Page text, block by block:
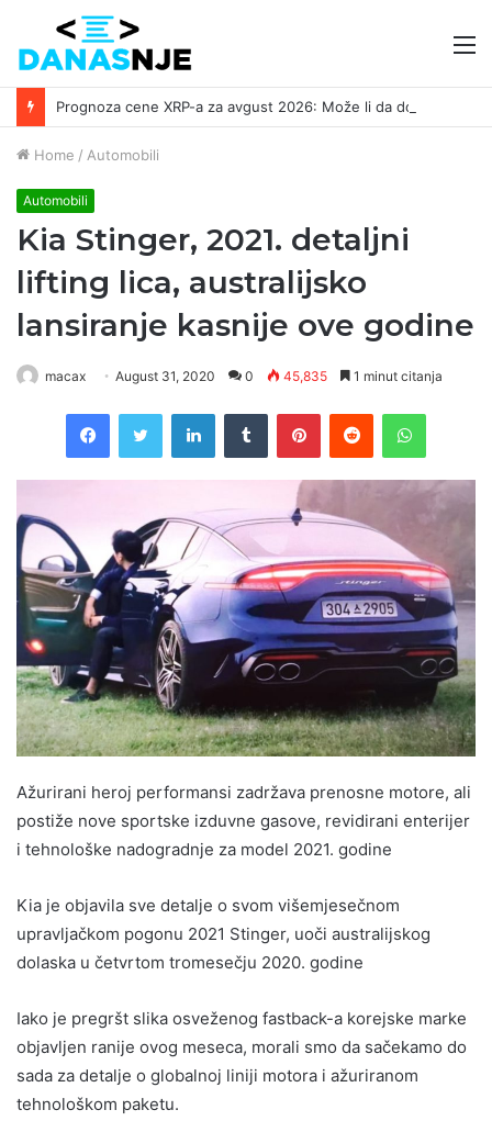
Home / Automobili
Automobili
Kia Stinger, 2021. detaljni
lifting lica, australijsko
lansiranje kasnije ove godine
macax August 31, 2020 0 45,835 1 minut citanja
FacebookTwitter LinkedInTumblr PinterestReddit
Ažurirani heroj performansi zadržava prenosne motore, ali
postiže nove sportske izduvne gasove, revidirani enterijer
i tehnološke nadogradnje za model 2021. godine
Kia je objavila sve detalje o svom višemjesečnom
upravljačkom pogonu 2021 Stinger, uoči australijskog
dolaska u četvrtom tromesečju 2020. godine
Iako je pregršt slika osveženog fastback-a korejske marke
objavljen ranije ovog meseca, morali smo da sačekamo do
sada za detalje o globalnoj liniji motora i ažuriranom
tehnološkom paketu.